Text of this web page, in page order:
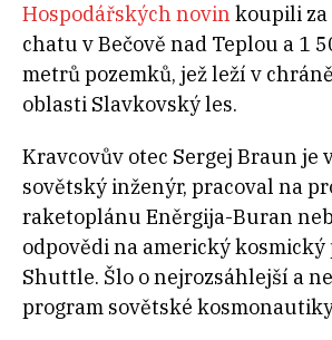
Hospodářských novin koupili
chatu v Bečově nad Teplou a 1
metrů pozemků, jež leží v
oblasti Slavkovský les.
Kravcovův otec Sergej Braun je
sovětský inženýr, pracoval na
raketoplánu Eněrgija-Buran
odpovědi na americký kosmický
Shuttle. Šlo o nejrozsáhlejší a
program sovětské